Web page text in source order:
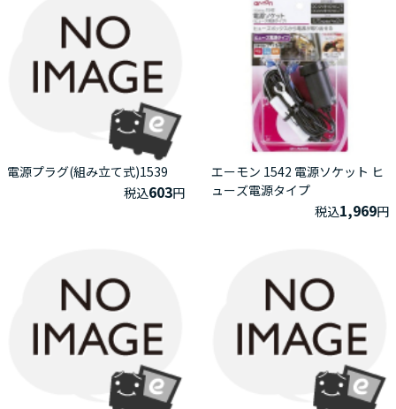
電源プラグ(組み立て式)1539
税込603円
エーモン 1542 電源ソケット ヒ
ューズ電源タイプ
税込1,969円